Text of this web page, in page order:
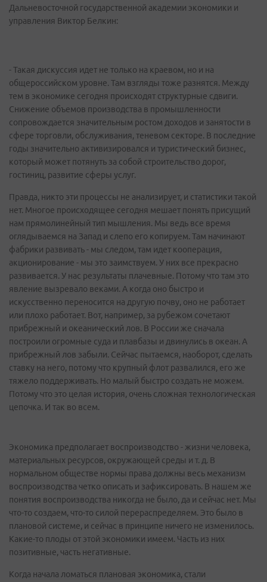
Дальневосточной государственной академии экономики и
управления Виктор Белкин:
- Такая дискуссия идет не только на краевом, но и на
общероссийском уровне. Там взгляды тоже разнятся. Между
тем в экономике сегодня происходят структурные сдвиги.
Снижение объемов производства в промышленности
сопровождается значительным ростом доходов и занятости в
сфере торговли, обслуживания, теневом секторе. В последние
годы значительно активизировался и туристический бизнес,
который может потянуть за собой строительство дорог,
гостиниц, развитие сферы услуг.
Правда, никто эти процессы не анализирует, и статистики такой
нет. Многое происходящее сегодня мешает понять присущий
нам прямолинейный тип мышления. Мы ведь все время
оглядываемся на Запад и слепо его копируем. Там начинают
фабрики развивать - мы следом, там идет кооперация,
акционирование - мы это заимствуем. У них все прекрасно
развивается. У нас результаты плачевные. Потому что там это
явление вызревало веками. А когда оно быстро и
искусственно переносится на другую почву, оно не работает
или плохо работает. Вот, например, за рубежом сочетают
прибрежный и океанический лов. В России же сначала
построили огромные суда и плавбазы и двинулись в океан. А
прибрежный лов забыли. Сейчас пытаемся, наоборот, сделать
ставку на него, потому что крупный флот развалился, его же
тяжело поддерживать. Но малый быстро создать не можем.
Потому что это целая история, очень сложная технологическая
цепочка. И так во всем.
Экономика предполагает воспроизводство - жизни человека,
материальных ресурсов, окружающей среды и т. д. В
нормальном обществе нормы права должны весь механизм
воспроизводства четко описать и зафиксировать. В нашем же
понятия воспроизводства никогда не было, да и сейчас нет. Мы
что-то создаем, что-то силой перераспределяем. Это было в
плановой системе, и сейчас в принципе ничего не изменилось.
Какие-то плоды от этой экономики имеем. Часть из них
позитивные, часть негативные.
Когда начала ломаться плановая экономика, стали